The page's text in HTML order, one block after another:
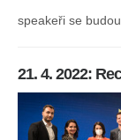
speakeři se
21. 4. 2022: